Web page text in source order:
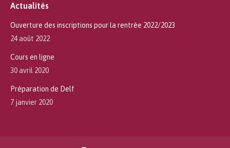
Actualités
Ouverture des inscriptions pour la rentrée 2022/2023
24 août 2022
Cours en ligne
30 avril 2020
Préparation de Delf
7 janvier 2020